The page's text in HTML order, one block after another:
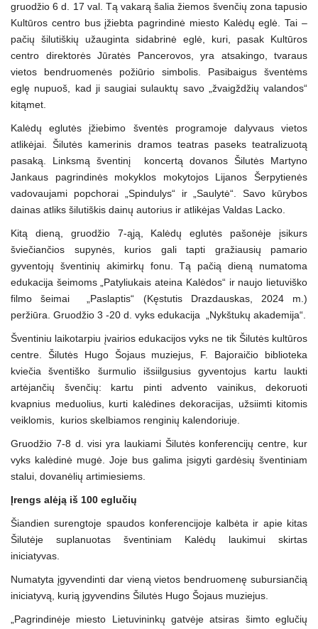
gruodžio 6 d. 17 val. Tą vakarą šalia žiemos švenčių zona tapusio
Kultūros centro bus įžiebta pagrindinė miesto Kalėdų eglė. Tai –
pačių šilutiškių užauginta sidabrinė eglė, kuri, pasak Kultūros
centro direktorės Jūratės Pancerovos, yra atsakingo, tvaraus
vietos bendruomenės požiūrio simbolis. Pasibaigus šventėms
eglę nupuoš, kad ji saugiai sulauktų savo „žvaigždžių valandos“
kitąmet.
Kalėdų eglutės įžiebimo šventės programoje dalyvaus vietos
atlikėjai. Šilutės kamerinis dramos teatras paseks teatralizuotą
pasaką. Linksmą šventinį koncertą dovanos Šilutės Martyno
Jankaus pagrindinės mokyklos mokytojos Lijanos Šerpytienės
vadovaujami popchorai „Spindulys“ ir „Saulytė“. Savo kūrybos
dainas atliks šilutiškis dainų autorius ir atlikėjas Valdas Lacko.
Kitą dieną, gruodžio 7-ąją, Kalėdų eglutės pašonėje įsikurs
šviečiančios supynės, kurios gali tapti gražiausių pamario
gyventojų šventinių akimirkų fonu. Tą pačią dieną numatoma
edukacija šeimoms „Patyliukais ateina Kalėdos“ ir naujo lietuviško
filmo šeimai „Paslaptis“ (Kęstutis Drazdauskas, 2024 m.)
peržiūra. Gruodžio 3 -20 d. vyks edukacija „Nykštukų akademija“.
Šventiniu laikotarpiu įvairios edukacijos vyks ne tik Šilutės kultūros
centre. Šilutės Hugo Šojaus muziejus, F. Bajoraičio biblioteka
kviečia šventiško šurmulio išsiilgusius gyventojus kartu laukti
artėjančių švenčių: kartu pinti advento vainikus, dekoruoti
kvapnius meduolius, kurti kalėdines dekoracijas, užsiimti kitomis
veiklomis, kurios skelbiamos renginių kalendoriuje.
Gruodžio 7-8 d. visi yra laukiami Šilutės konferencijų centre, kur
vyks kalėdinė mugė. Joje bus galima įsigyti gardėsių šventiniam
stalui, dovanėlių artimiesiems.
Įrengs alėją iš 100 eglučių
Šiandien surengtoje spaudos konferencijoje kalbėta ir apie kitas
Šilutėje suplanuotas šventiniam Kalėdų laukimui skirtas
iniciatyvas.
Numatyta įgyvendinti dar vieną vietos bendruomenę subursiančią
iniciatyvą, kurią įgyvendins Šilutės Hugo Šojaus muziejus.
„Pagrindinėje miesto Lietuvininkų gatvėje atsiras šimto eglučių